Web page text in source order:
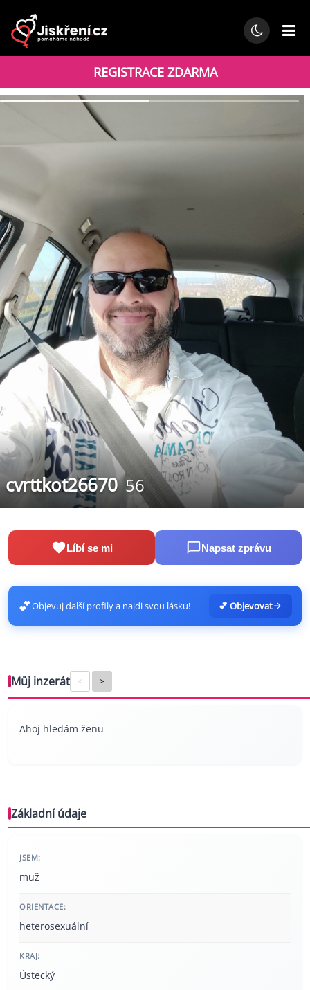
REGISTRACE ZDARMA
cvrttkot26670 56
Líbí se mi Napsat zprávu
💕Objevuj další profily a najdi svou lásku! 💕 Objevovat
Můj inzerát < >
Ahoj hledám ženu
Základní údaje
JSEM:
muž
ORIENTACE:
heterosexuální
KRAJ:
Ústecký